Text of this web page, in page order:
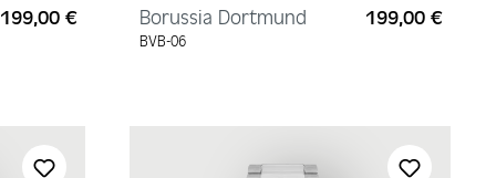
Regulärer Preis:
199,00 € Borussia Dortmund
BVB-06
199,00 €